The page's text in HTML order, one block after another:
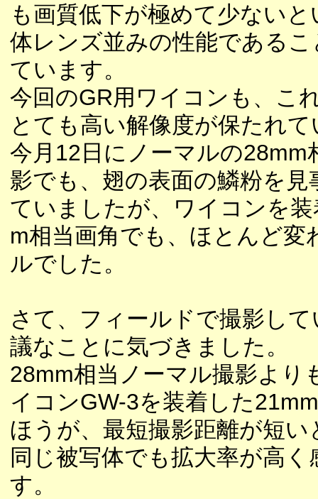
も画質低下が極めて少ない
体レンズ並みの性能である
ています。
今回のGR用ワイコンも、こ
とても高い解像度が保たれ
今月12日にノーマルの28mm
影でも、翅の表面の鱗粉を見
ていましたが、ワイコンを
m相当画角でも、ほとんど変
ルでした。
さて、フィールドで撮影し
議なことに気づきました。
28mm相当ノーマル撮影より
イコンGW-3を装着した
ほうが、最短撮影距離が短い
同じ被写体でも拡大率が高
す。